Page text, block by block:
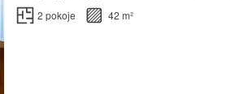
2 pokoje 42 m²